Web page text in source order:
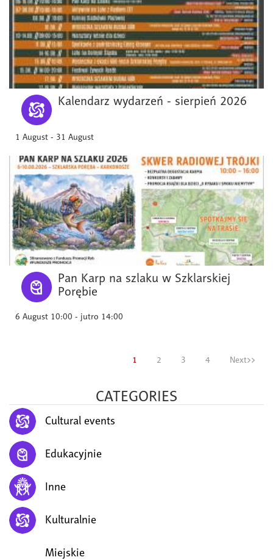
Kalendarz wydarzeń - sierpień 2026
1 August - 31 August
Pan Karp na szlaku w Szklarskiej
Porębie
6 August 10:00 - jutro 14:00
1 2 3 4 Next>>
CATEGORIES
Cultural events
Edukacyjnie
Inne
Kulturalnie
Miejskie